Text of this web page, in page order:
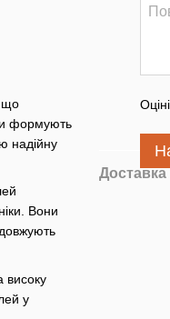
що
формують
надійну
Вони
високу
у
Доставка